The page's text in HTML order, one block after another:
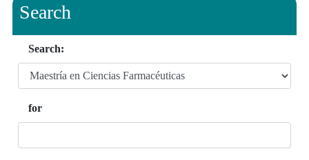
Search
Search:
for